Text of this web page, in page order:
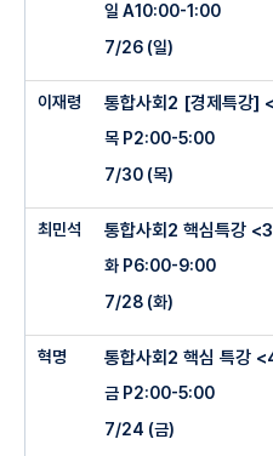
4주차 : 엔탈피와 열화학 반응식
-철저한 성적관리, 성적표, 성적 추이 관리
-과제, 테스트 매주 제공하고 했는지 검사
-2주(3주) 마다 개인별 맞춤 오답노트 제
-클리닉은 사전 예약제로 진행, 재시험자,
○ 주차별 진도계획
1주차 1단원. 생물체의 구성물질과 세포의
-숙제확인, 복습 확인 재시험, 재확인 관리
-수업 전,쉬는 시간,수업 후 관리, 클리닉
-2주(3주) 마다 개인별 맞춤 오답노트 제
-클리닉은 사전 예약제로 진행, 재시험자,
그 밖에 희망자 무한예약, 무한 1:1 질의응답
-수업 태도와 과제 상태가 안 좋은 경우 선
-핵심 기출 문제를 풀며, 핵심 스킬과 로직을
-핵심 기출문제를 반복적으로 풀며, 로직을
-수업 전,쉬는 시간,수업 후 관리, 클리닉
-매주 수업 직후 학부모님께 알림 톡 발송
-철저한 성적관리, 성적표, 성적 추이 관리
-과제, 테스트 매주 제공하고 했는지 검사
일 A10:00-1:00
7/26 (일)
○ 수업 특징
-2학기 내신대비 통합사회2 핵심 개념 완벽
-수능 사회탐구 연계 심화 세부 개념 & 문
-학생들이 어려워하는 고난도 유형 풀이
능 신유형 정리)
-강남3구 주요 학군지 기출 분석을 통한
-교육청 및 평가원 모의고사 문항 분석
이재령 통합사회2 [경제특강]
목 P2:00-5:00
7/30 (목)
○ 수업특징
-빈칸을 통한 개념 복습 서답형 대비/ 수업
-매주 테스트 (재령모의고사) 결과 문자전송
-클래스카드(암기문제)
최민석 통합사회2 핵심특강
화 P6:00-9:00
7/28 (화)
○ 수업특징
-오직'시험'만을 위한 통합사회2 '실전 개념
혁명 통합사회2 핵심 특강
금 P2:00-5:00
7/24 (금)